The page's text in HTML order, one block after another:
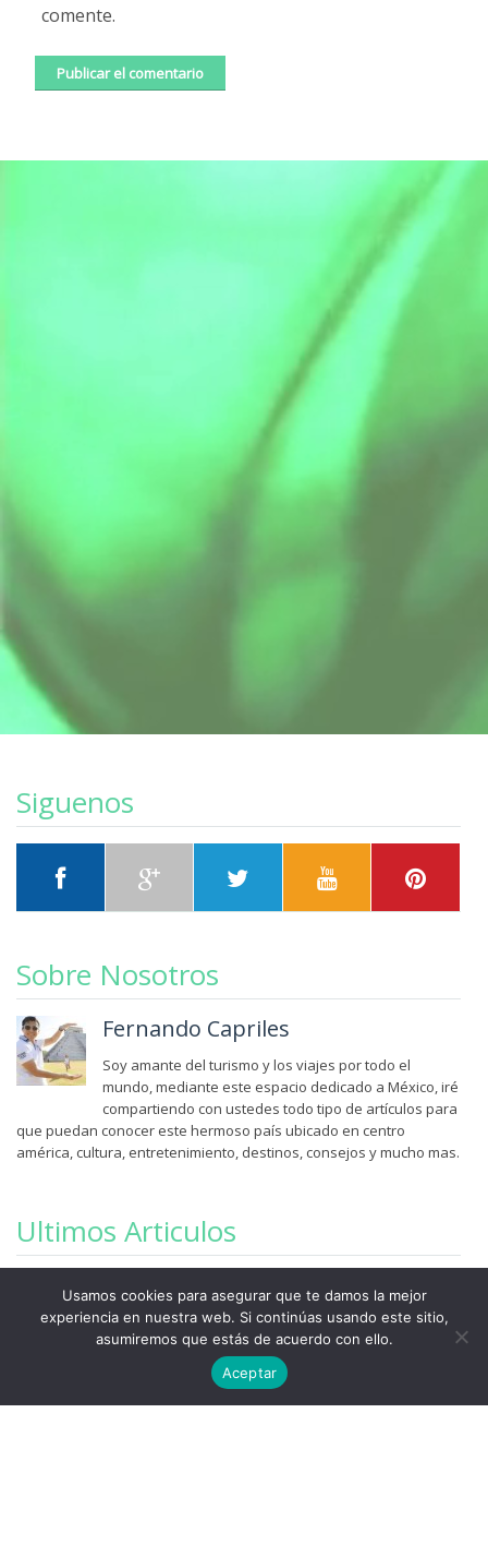
comente.
Siguenos
Sobre Nosotros
Fernando Capriles
Soy amante del turismo y los viajes por todo el
mundo, mediante este espacio dedicado a México, iré
compartiendo con ustedes todo tipo de artículos para
que puedan conocer este hermoso país ubicado en centro
américa, cultura, entretenimiento, destinos, consejos y mucho mas.
Ultimos Articulos
Capriles
Anuncia tu negocio de arreglos
florales en internet
Published by:Fernando
Usamos cookies para asegurar que te damos la mejor
experiencia en nuestra web. Si continúas usando este sitio,
asumiremos que estás de acuerdo con ello.
Aceptar